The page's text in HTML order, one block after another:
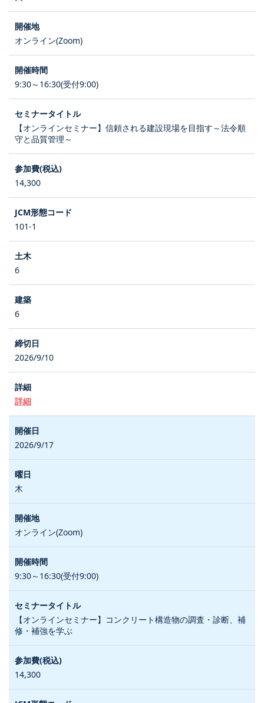
オンライン(Zoom)
9:30～16:30(受付9:00)
【オンラインセミナー】信頼される建設現場を目指す～法令順
守と品質管理～
14,300
101-1
6
6
2026/9/10
詳細
2026/9/17
木
オンライン(Zoom)
9:30～16:30(受付9:00)
【オンラインセミナー】コンクリート構造物の調査・診断、補
修・補強を学ぶ
14,300